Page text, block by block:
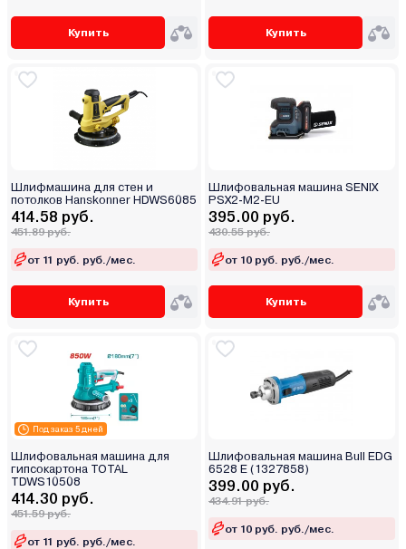
Купить Купить
Шлифмашина для стен и
потолков Hanskonner HDWS6085
414.58 руб.
451.89 руб.
от 11 руб. руб./мес.
Купить
Шлифовальная машина SENIX
PSX2-M2-EU
395.00 руб.
430.55 руб.
от 10 руб. руб./мес.
Купить
Под заказ 5 дней
Шлифовальная машина для
гипсокартона TOTAL
TDWS10508
414.30 руб.
451.59 руб.
от 11 руб. руб./мес.
Шлифовальная машина Bull EDG
6528 E (1327858)
399.00 руб.
434.91 руб.
от 10 руб. руб./мес.